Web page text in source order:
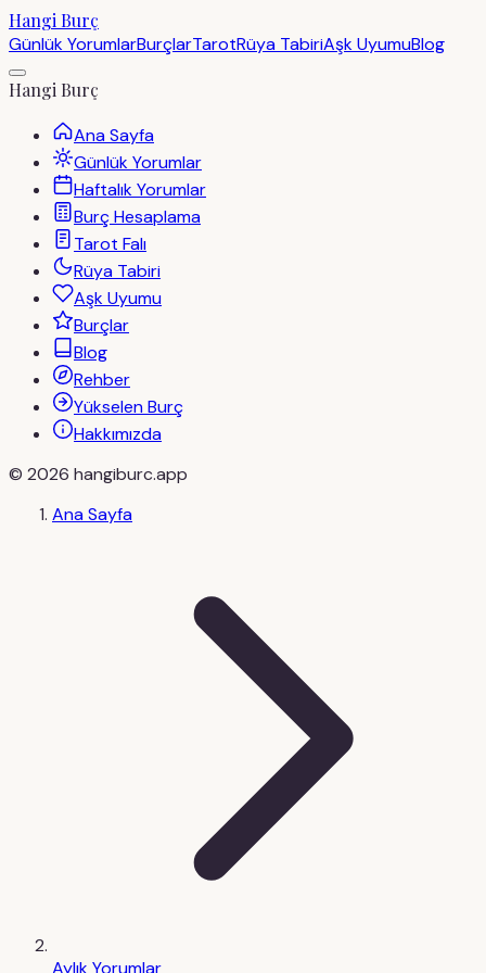
Hangi Burç
Günlük YorumlarBurçlarTarotRüya TabiriAşk UyumuBlog
Hangi Burç
Ana Sayfa
Günlük Yorumlar
Haftalık Yorumlar
Burç Hesaplama
Tarot Falı
Rüya Tabiri
Aşk Uyumu
Burçlar
Blog
Rehber
Yükselen Burç
Hakkımızda
© 2026 hangiburc.app
Ana Sayfa
Aylık Yorumlar